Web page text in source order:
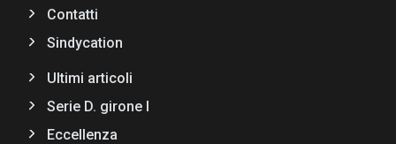
Contatti
Sindycation
Ultimi articoli
Serie D. girone I
Eccellenza